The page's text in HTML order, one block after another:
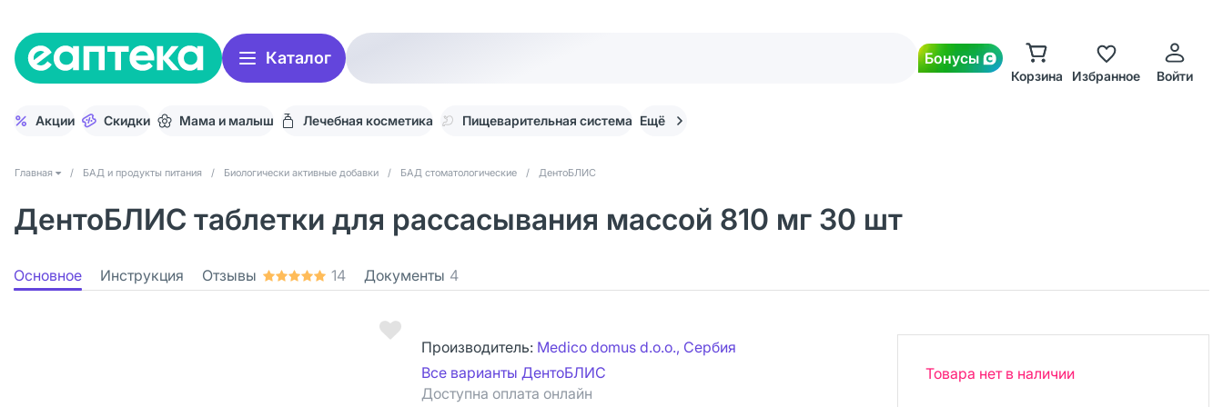
Каталог Бонусы
Корзина Избранное Войти
Акции Скидки Мама и малыш Лечебная косметика Пищеварительная система Ещё
Главная / БАД и продукты питания / Биологически активные добавки / БАД стоматологические / ДентоБЛИС
ДентоБЛИС таблетки для рассасывания массой 810 мг 30 шт
Основное Инструкция Отзывы 14 Документы 4
Производитель: Medico domus d.o.o., Сербия
Все варианты ДентоБЛИС
Доступна оплата онлайн
Товара нет в наличии